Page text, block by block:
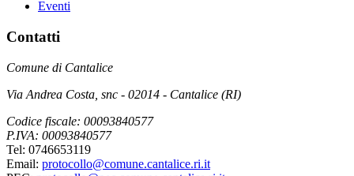
Eventi
Contatti
Comune di Cantalice
Via Andrea Costa, snc - 02014 - Cantalice (RI)
Codice fiscale: 00093840577
P.IVA: 00093840577
Tel: 0746653119
Email: protocollo@comune.cantalice.ri.it